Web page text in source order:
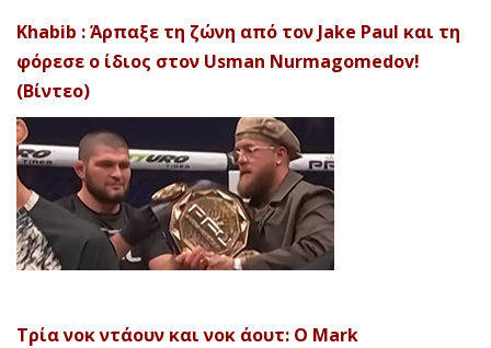
Khabib : Άρπαξε τη ζώνη από τον Jake Paul και τη
φόρεσε ο ίδιος στον Usman Nurmagomedov!
(Βίντεο)
Τρία νοκ ντάουν και νοκ άουτ: Ο Mark